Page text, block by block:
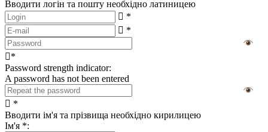
Вводити логін та пошту необхідно латиницею
*
*
*
Password strength indicator:
A password has not been entered
*
Вводити ім'я та прізвища необхідно кирилицею
Ім'я *: